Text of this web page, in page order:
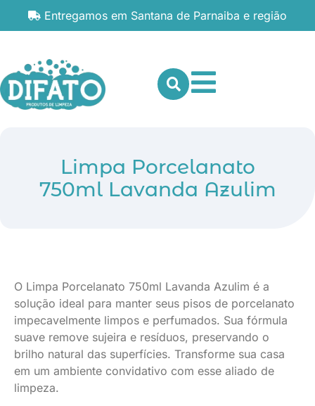
Entregamos em Santana de Parnaiba e região
Limpa Porcelanato
750ml Lavanda Azulim
O Limpa Porcelanato 750ml Lavanda Azulim é a
solução ideal para manter seus pisos de porcelanato
impecavelmente limpos e perfumados. Sua fórmula
suave remove sujeira e resíduos, preservando o
brilho natural das superfícies. Transforme sua casa
em um ambiente convidativo com esse aliado de
limpeza.